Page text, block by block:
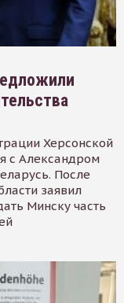
Херсонской
с Александром
После
заявил
Минску часть